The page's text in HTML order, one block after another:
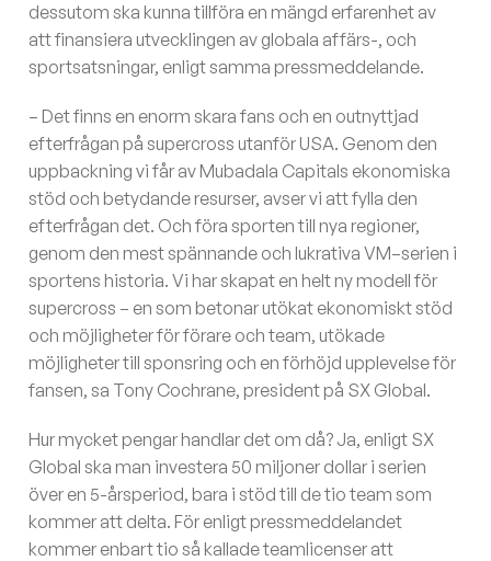
dessutom ska kunna tillföra en mängd erfarenhet av
att finansiera utvecklingen av globala affärs-, och
sportsatsningar, enligt samma pressmeddelande.
– Det finns en enorm skara fans och en outnyttjad
efterfrågan på supercross utanför USA. Genom den
uppbackning vi får av Mubadala Capitals ekonomiska
stöd och betydande resurser, avser vi att fylla den
efterfrågan det. Och föra sporten till nya regioner,
genom den mest spännande och lukrativa VM–serien i
sportens historia. Vi har skapat en helt ny modell för
supercross – en som betonar utökat ekonomiskt stöd
och möjligheter för förare och team, utökade
möjligheter till sponsring och en förhöjd upplevelse för
fansen, sa Tony Cochrane, president på SX Global.
Hur mycket pengar handlar det om då? Ja, enligt SX
Global ska man investera 50 miljoner dollar i serien
över en 5-årsperiod, bara i stöd till de tio team som
kommer att delta. För enligt pressmeddelandet
kommer enbart tio så kallade teamlicenser att